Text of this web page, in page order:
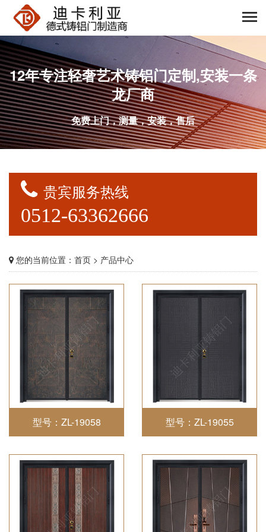
12年专注轻奢艺术铸铝门定制,安装一条
龙厂商
免费上门，测量，安装，售后
贵宾服务热线
0512-63362666
您的当前位置： 首页 > 产品中心
型号：ZL-19058 型号：ZL-19055